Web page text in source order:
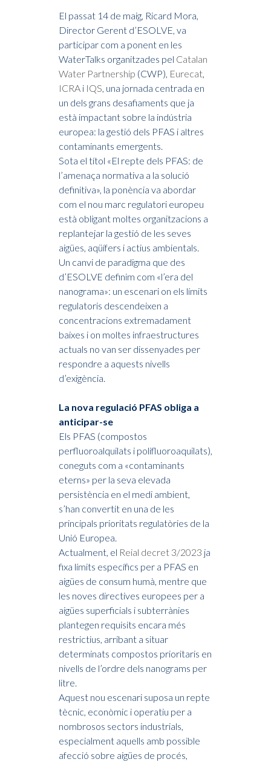
El passat 14 de maig, Ricard Mora,
Director Gerent d’ESOLVE, va
participar com a ponent en les
WaterTalks organitzades pel Catalan
Water Partnership (CWP), Eurecat,
ICRA i IQS, una jornada centrada en
un dels grans desafiaments que ja
està impactant sobre la indústria
europea: la gestió dels PFAS i altres
contaminants emergents.
Sota el títol «El repte dels PFAS: de
l’amenaça normativa a la solució
definitiva», la ponència va abordar
com el nou marc regulatori europeu
està obligant moltes organitzacions a
replantejar la gestió de les seves
aigües, aqüífers i actius ambientals.
Un canvi de paradigma que des
d’ESOLVE definim com «l’era del
nanograma»: un escenari on els límits
regulatoris descendeixen a
concentracions extremadament
baixes i on moltes infraestructures
actuals no van ser dissenyades per
respondre a aquests nivells
d’exigència.
La nova regulació PFAS obliga a
anticipar-se
Els PFAS (compostos
perfluoroalquilats i polifluoroaquilats),
coneguts com a «contaminants
eterns» per la seva elevada
persistència en el medi ambient,
s’han convertit en una de les
principals prioritats regulatòries de la
Unió Europea.
Actualment, el Reial decret 3/2023 ja
fixa límits específics per a PFAS en
aigües de consum humà, mentre que
les noves directives europees per a
aigües superficials i subterrànies
plantegen requisits encara més
restrictius, arribant a situar
determinats compostos prioritaris en
nivells de l’ordre dels nanograms per
litre.
Aquest nou escenari suposa un repte
tècnic, econòmic i operatiu per a
nombrosos sectors industrials,
especialment aquells amb possible
afecció sobre aigües de procés,